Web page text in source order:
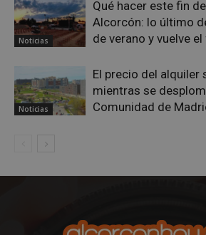
Noticias
Qué hacer este fin
Alcorcón: lo último
de verano y vuelve
Noticias
El precio del alquiler
mientras se
Comunidad de
sp_landing